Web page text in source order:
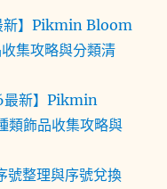
新】Pikmin Bloom
集攻略與分類清
最新】Pikmin
類飾品收集攻略與
號整理與序號兌換